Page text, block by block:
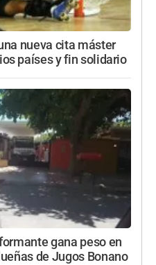
nueva cita máster
países y fin solidario
gana peso en
de Jugos Bonano